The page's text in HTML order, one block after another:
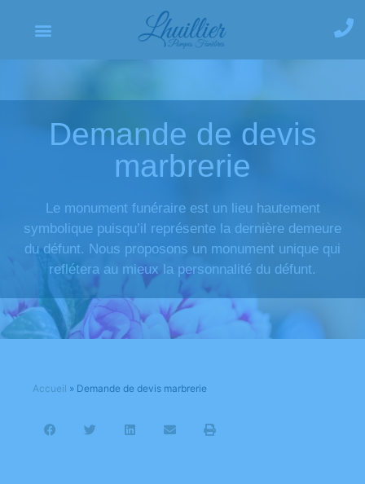
Demande de devis
marbrerie
Le monument funéraire est un lieu hautement
symbolique puisqu’il représente la dernière demeure
du défunt. Nous proposons un monument unique qui
reflétera au mieux la personnalité du défunt.
Accueil » Demande de devis marbrerie